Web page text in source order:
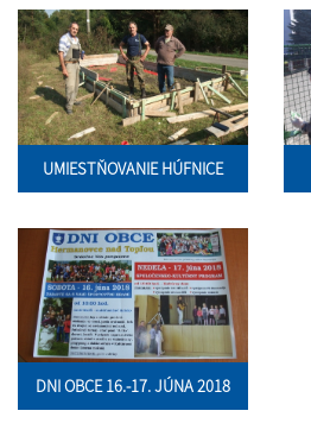
UMIESTŇOVANIE HÚFNICE
DNI OBCE 16.-17. JÚNA 2018